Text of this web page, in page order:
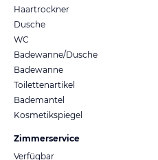
Haartrockner
Dusche
WC
Badewanne/Dusche
Badewanne
Toilettenartikel
Bademantel
Kosmetikspiegel
Zimmerservice
Verfügbar